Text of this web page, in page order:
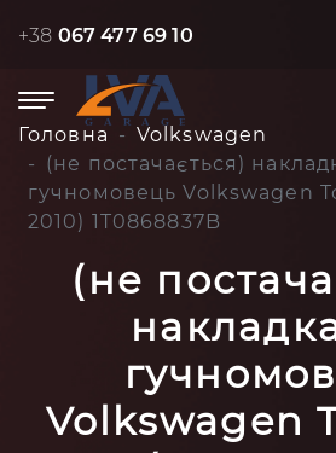
+38 067 477 69 10
Головна
Volkswagen
(не постачається)
гучномовець Volkswagen
2010) 1T0868837B
(не
Volkswagen